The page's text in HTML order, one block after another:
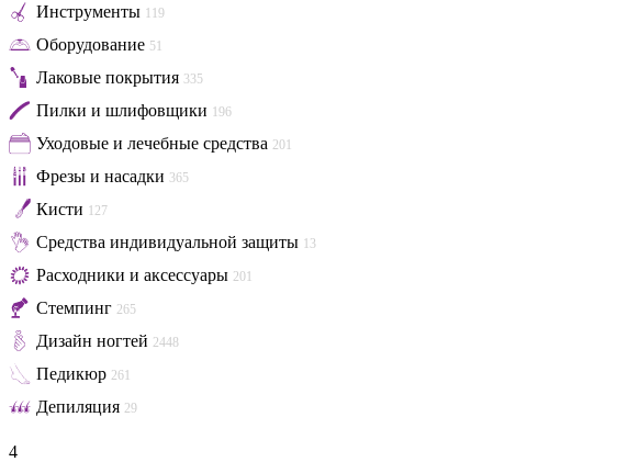
Инструменты 119
Оборудование 51
Лаковые покрытия 335
Пилки и шлифовщики 196
Уходовые и лечебные средства 201
Фрезы и насадки 365
Кисти 127
Средства индивидуальной защиты 13
Расходники и аксессуары 201
Стемпинг 265
Дизайн ногтей 2448
Педикюр 261
Депиляция 29
4